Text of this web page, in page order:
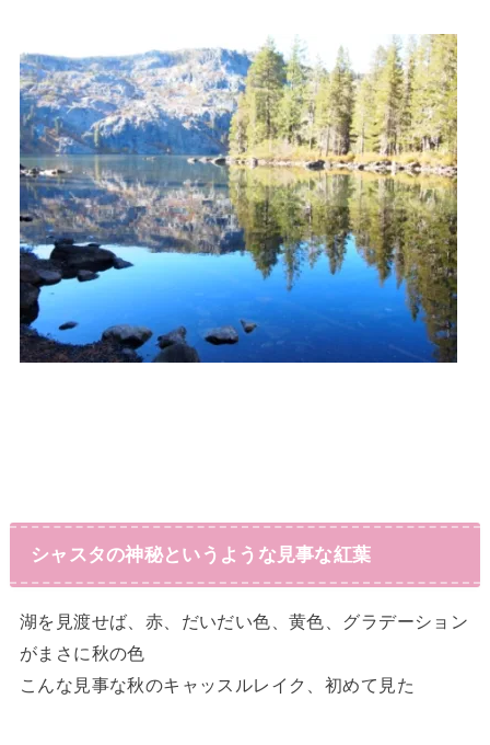
シャスタの神秘というような見事な紅葉
湖を見渡せば、赤、だいだい色、黄色、グラデーション
がまさに秋の色
こんな見事な秋のキャッスルレイク、初めて見た